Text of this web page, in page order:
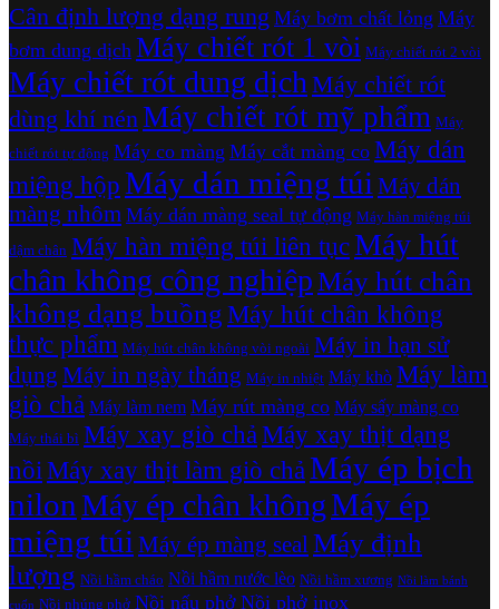
Cân định lượng dạng rung Máy bơm chất lỏng Máy
bơm dung dịch Máy chiết rót 1 vòi Máy chiết rót 2 vòi
Máy chiết rót dung dịch Máy chiết rót
dùng khí nén Máy chiết rót mỹ phẩm Máy
chiết rót tự động Máy co màng Máy cắt màng co Máy dán
miệng hộpMáy dán miệng túi Máy dán
màng nhôm Máy dán màng seal tự động Máy hàn miệng túi
dậm chân Máy hàn miệng túi liên tụcMáy hút
chân không công nghiệpMáy hút chân
không dạng buồngMáy hút chân không
thực phẩm Máy hút chân không vòi ngoài Máy in hạn sử
dụng Máy in ngày tháng Máy in nhiệt Máy khò Máy làm
giò chả Máy làm nem Máy rút màng co Máy sấy màng co
Máy thái bì Máy xay giò chảMáy xay thịt dạng
nồiMáy xay thịt làm giò chảMáy ép bịch
nilonMáy ép chân khôngMáy ép
miệng túi Máy ép màng seal Máy định
lượng Nồi hầm cháo Nồi hầm nước lèo Nồi hầm xương Nồi làm bánh
cuốn Nồi nhúng phở Nồi nấu phở Nồi phở inox